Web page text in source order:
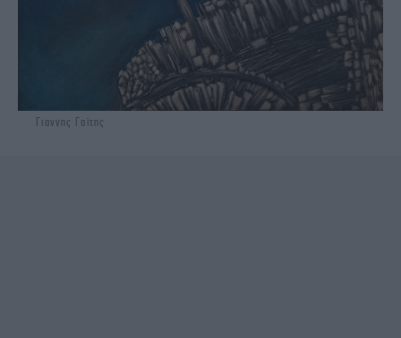
Γιαννης Γαϊτης